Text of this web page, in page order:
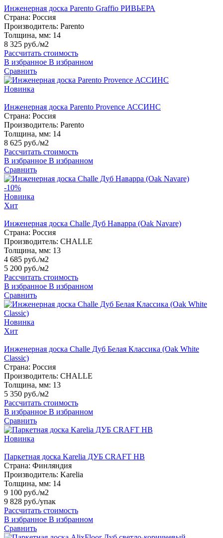
Инженерная доска Parento Graffio РИВЬЕРА
Страна: Россия
Производитель: Parento
Толщина, мм: 14
8 325 руб./м2
Рассчитать стоимость
В избранное В избранном
Сравнить
Новинка
Инженерная доска Parento Provence АССИНС
Страна: Россия
Производитель: Parento
Толщина, мм: 14
8 625 руб./м2
Рассчитать стоимость
В избранное В избранном
Сравнить
-10%
Новинка
Хит
Инженерная доска Challe Дуб Наварра (Oak Navare)
Страна: Россия
Производитель: CHALLE
Толщина, мм: 13
4 685 руб./м2
5 200 руб./м2
Рассчитать стоимость
В избранное В избранном
Сравнить
Новинка
Хит
Инженерная доска Challe Дуб Белая Классика (Oak White
Classic)
Страна: Россия
Производитель: CHALLE
Толщина, мм: 13
5 350 руб./м2
Рассчитать стоимость
В избранное В избранном
Сравнить
Новинка
Паркетная доска Karelia ДУБ CRAFT HB
Страна: Финляндия
Производитель: Karelia
Толщина, мм: 14
9 100 руб./м2
9 828 руб./упак
Рассчитать стоимость
В избранное В избранном
Сравнить